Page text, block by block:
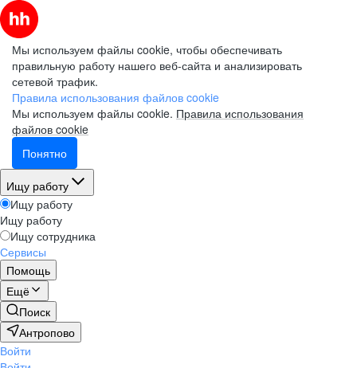
Мы используем файлы cookie, чтобы обеспечивать
правильную работу нашего веб-сайта и анализировать
сетевой трафик.
Правила использования файлов cookie
Мы используем файлы cookie. Правила использования
файлов cookie
Понятно
Ищу работу
Ищу работу
Ищу работу
Ищу сотрудника
Сервисы
Помощь
Ещё
Поиск
Антропово
Войти